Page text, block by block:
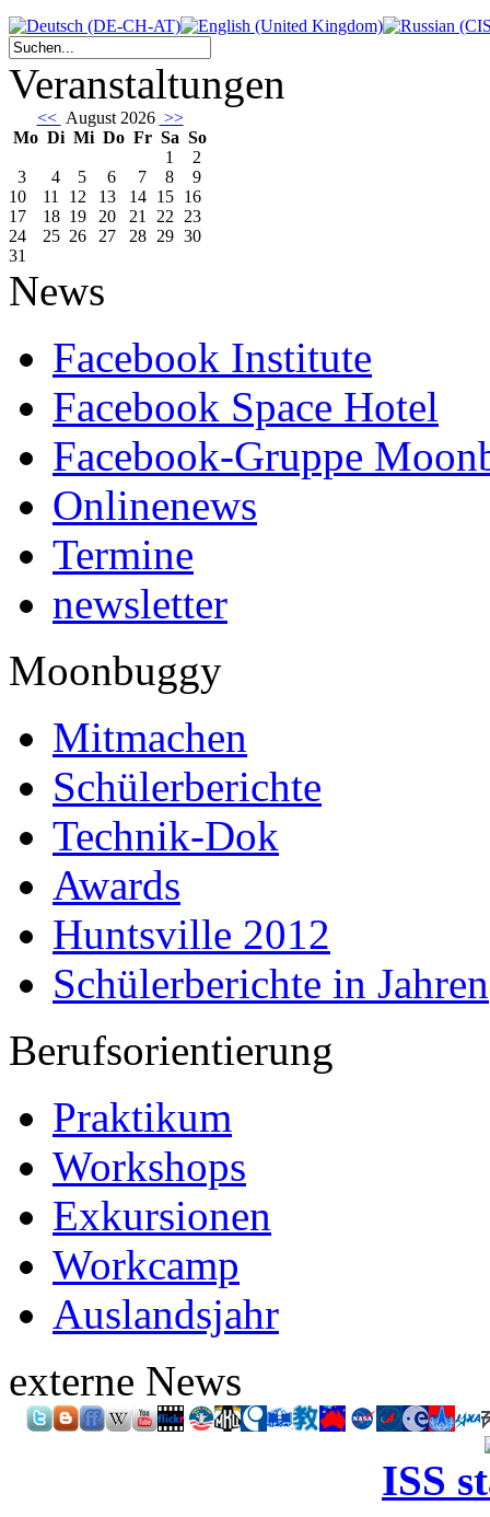
Veranstaltungen
<< August 2026 >>
Mo Di Mi Do Fr Sa So
1
2
3
4 5 6 7 8
9
10
11 12 13 14 15 16
17
18 19 20 21 22 23
24
25 26 27 28 29 30
31
News
Facebook Institute
Facebook Space Hotel
Facebook-Gruppe
Onlinenews
Termine
newsletter
Moonbuggy
Mitmachen
Schülerberichte
Technik-Dok
Awards
Huntsville 2012
Schülerberichte in Jahren
Berufsorientierung
Praktikum
Workshops
Exkursionen
Workcamp
Auslandsjahr
externe News
ISS